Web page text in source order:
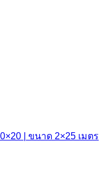
| ขนาด 2×25 เมตร